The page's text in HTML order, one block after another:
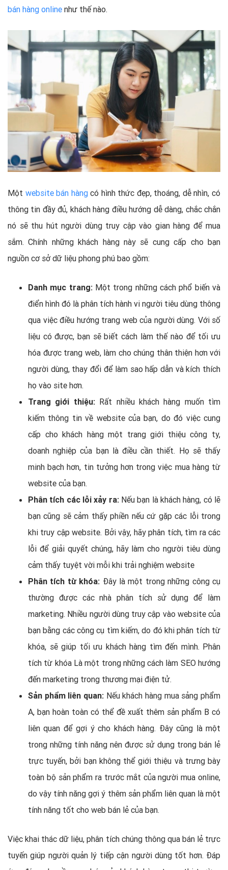
bán hàng online như thế nào.
Một website bán hàngcó hình thức đẹp, thoáng, dễ nhìn, có
thông tin đầy đủ, khách hàng điều hướng dễ dàng, chắc chắn
nó sẽ thu hút người dùng truy cập vào gian hàng để mua
sắm. Chính những khách hàng này sẽ cung cấp cho bạn
nguồn cơ sở dữ liệu phong phú bao gồm:
Danh mục trang: Một trong những cách phổ biến và
điển hình đó là phân tích hành vi người tiêu dùng thông
qua việc điều hướng trang web của người dùng. Với số
liệu có được, bạn sẽ biết cách làm thế nào để tối ưu
hóa được trang web, làm cho chúng thân thiện hơn với
người dùng, thay đổi để làm sao hấp dẫn và kích thích
họ vào site hơn.
Trang giới thiệu: Rất nhiều khách hàng muốn tìm
kiếm thông tin về website của bạn, do đó việc cung
cấp cho khách hàng một trang giới thiệu công ty,
doanh nghiệp của bạn là điều cần thiết. Họ sẽ thấy
minh bạch hơn, tin tưởng hơn trong việc mua hàng từ
website của bạn.
Phân tích các lỗi xảy ra: Nếu bạn là khách hàng, có lẽ
bạn cũng sẽ cảm thấy phiền nếu cứ gặp các lỗi trong
khi truy cập website. Bởi vậy, hãy phân tích, tìm ra các
lỗi để giải quyết chúng, hãy làm cho người tiêu dùng
cảm thấy tuyệt vời mỗi khi trải nghiệm website
Phân tích từ khóa: Đây là một trong những công cụ
thường được các nhà phân tích sử dụng để làm
marketing. Nhiều người dùng truy cập vào website của
bạn bằng các công cụ tìm kiếm, do đó khi phân tích từ
khóa, sẽ giúp tối ưu khách hàng tìm đến mình. Phân
tích từ khóa Là một trong những cách làm SEO hướng
đến marketing trong thương mại điện tử.
Sản phẩm liên quan: Nếu khách hàng mua sảng phẩm
A, bạn hoàn toàn có thể đề xuất thêm sản phẩm B có
liên quan để gợi ý cho khách hàng. Đây cũng là một
trong những tính năng nên được sử dụng trong bán lẻ
trực tuyến, bởi bạn không thể giới thiệu và trưng bày
toàn bộ sản phẩm ra trước mắt của người mua online,
do vậy tính năng gợi ý thêm sản phẩm liên quan là một
tính năng tốt cho web bán lẻ của bạn.
Việc khai thác dữ liệu, phân tích chúng thông qua bán lẻ trực
tuyến giúp người quản lý tiếp cận người dùng tốt hơn. Đáp